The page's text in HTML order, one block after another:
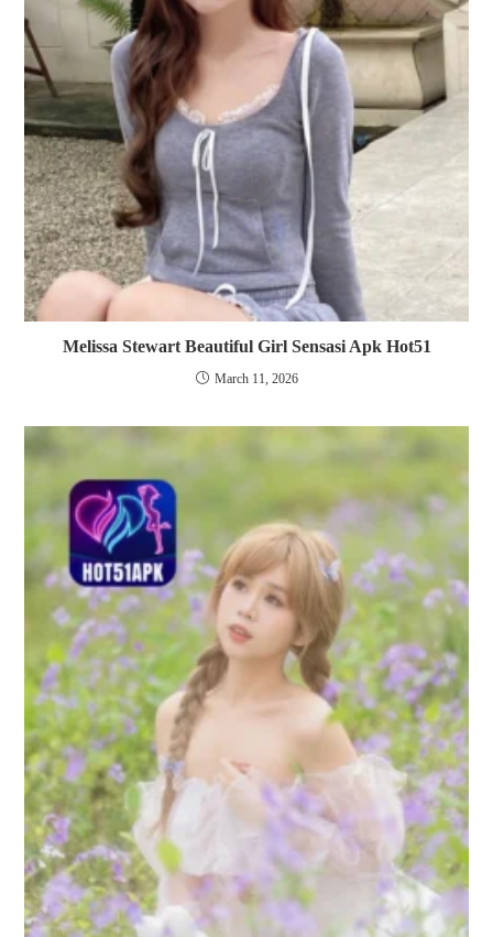
Melissa Stewart Beautiful Girl Sensasi Apk Hot51
March 11, 2026